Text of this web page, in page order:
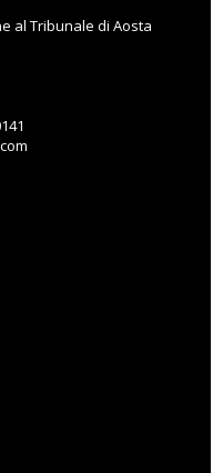
al Tribunale di Aosta